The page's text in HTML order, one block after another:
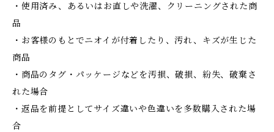
・使用済み、あるいはお直しや洗濯、クリーニングされた商
品
・お客様のもとでニオイが付着したり、汚れ、キズが生じた
商品
・商品のタグ・パッケージなどを汚損、破損、紛失、破棄さ
れた場合
・返品を前提としてサイズ違いや色違いを多数購入された場
合